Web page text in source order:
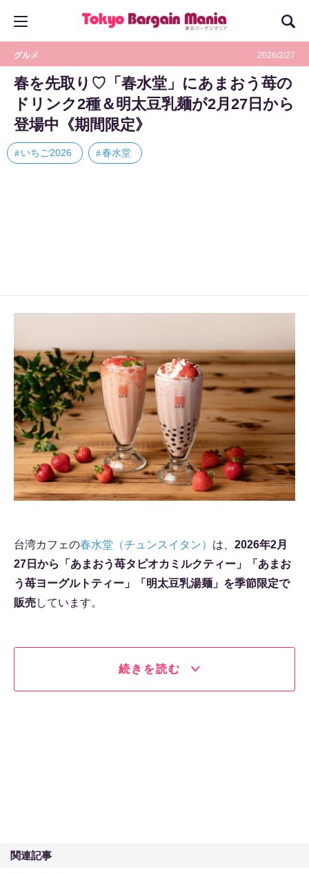
グルメ 2026/2/27
春を先取り♡「春水堂」にあまおう苺の
ドリンク2種＆明太豆乳麺が2月27日から
登場中《期間限定》
いちご2026 春水堂
台湾カフェの春水堂（チュンスイタン） は、 2026年2月
27日から「あまおう苺タピオカミルクティー」「あまお
う苺ヨーグルトティー」「明太豆乳湯麺」を季節限定で
販売しています。
続きを読む
関連記事